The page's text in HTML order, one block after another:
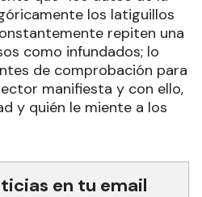
los latiguillos
repiten una
como infundados; lo
de comprobación para
manifiesta y con ello,
y quién le miente a los
en tu email